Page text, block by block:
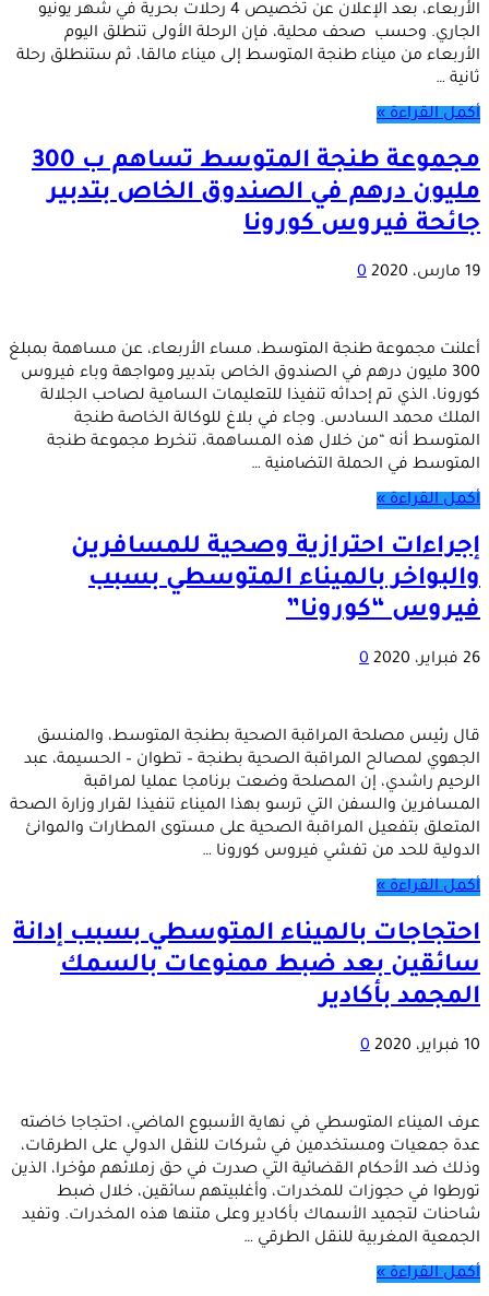
الأربعاء، بعد الإعلان عن تخصيص 4 رحلات بحرية في شهر يونيو
الجاري. وحسب صحف محلية، فإن الرحلة الأولى تنطلق اليوم
الأربعاء من ميناء طنجة المتوسط إلى ميناء مالقا، ثم ستنطلق رحلة
ثانية …
أكمل القراءة »
مجموعة طنجة المتوسط تساهم ب 300
مليون درهم في الصندوق الخاص بتدبير
جائحة فيروس كورونا
19 مارس، 2020 0
أعلنت مجموعة طنجة المتوسط، مساء الأربعاء، عن مساهمة بمبلغ
300 مليون درهم في الصندوق الخاص بتدبير ومواجهة وباء فيروس
كورونا، الذي تم إحداثه تنفيذا للتعليمات السامية لصاحب الجلالة
الملك محمد السادس. وجاء في بلاغ للوكالة الخاصة طنجة
المتوسط أنه “من خلال هذه المساهمة، تنخرط مجموعة طنجة
المتوسط في الحملة التضامنية …
أكمل القراءة »
إجراءات احترازية وصحية للمسافرين
والبواخر بالميناء المتوسطي بسبب
فيروس “كورونا”
26 فبراير، 2020 0
قال رئيس مصلحة المراقبة الصحية بطنجة المتوسط، والمنسق
الجهوي لمصالح المراقبة الصحية بطنجة – تطوان – الحسيمة، عبد
الرحيم راشدي، إن المصلحة وضعت برنامجا عمليا لمراقبة
المسافرين والسفن التي ترسو بهذا الميناء تنفيذا لقرار وزارة الصحة
المتعلق بتفعيل المراقبة الصحية على مستوى المطارات والموانئ
الدولية للحد من تفشي فيروس كورونا …
أكمل القراءة »
احتجاجات بالميناء المتوسطي بسبب إدانة
سائقين بعد ضبط ممنوعات بالسمك
المجمد بأكادير
10 فبراير، 2020 0
عرف الميناء المتوسطي في نهاية الأسبوع الماضي، احتجاجا خاضته
عدة جمعيات ومستخدمين في شركات للنقل الدولي على الطرقات،
وذلك ضد الأحكام القضائية التي صدرت في حق زملائهم مؤخرا، الذين
تورطوا في حجوزات للمخدرات، وأغلبيتهم سائقين، خلال ضبط
شاحنات لتجميد الأسماك بأكادير وعلى متنها هذه المخدرات. وتفيد
الجمعية المغربية للنقل الطرقي …
أكمل القراءة »